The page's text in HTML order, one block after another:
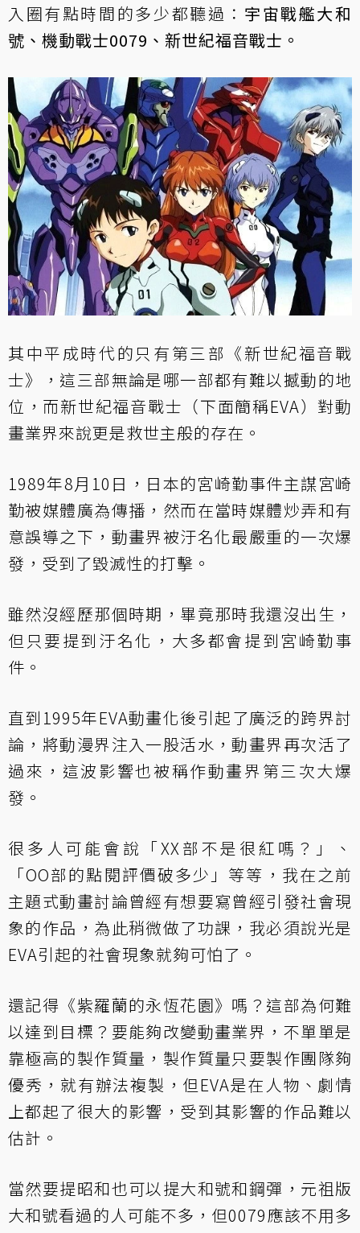
入圈有點時間的多少都聽過： 宇宙戰艦大和
號、機動戰士0079、新世紀福音戰士。
其中平成時代的只有第三部《新世紀福音戰
士》，這三部無論是哪一部都有難以撼動的地
位，而新世紀福音戰士（下面簡稱EVA）對動
畫業界來說更是救世主般的存在。
1989年8月10日，日本的宮崎勤事件主謀宮崎
勤被媒體廣為傳播，然而在當時媒體炒弄和有
意誤導之下，動畫界被汙名化最嚴重的一次爆
發，受到了毀滅性的打擊。
雖然沒經歷那個時期，畢竟那時我還沒出生，
但只要提到汙名化，大多都會提到宮崎勤事
件。
直到1995年EVA動畫化後引起了廣泛的跨界討
論，將動漫界注入一股活水，動畫界再次活了
過來，這波影響也被稱作動畫界第三次大爆
發。
很多人可能會說「XX部不是很紅嗎？」、
「OO部的點閱評價破多少」等等，我在之前
主題式動畫討論曾經有想要寫曾經引發社會現
象的作品，為此稍微做了功課，我必須說光是
EVA引起的社會現象就夠可怕了。
還記得《紫羅蘭的永恆花園》嗎？這部為何難
以達到目標？要能夠改變動畫業界，不單單是
靠極高的製作質量，製作質量只要製作團隊夠
優秀，就有辦法複製，但EVA是在人物、劇情
上都起了很大的影響，受到其影響的作品難以
估計。
當然要提昭和也可以提大和號和鋼彈，元祖版
大和號看過的人可能不多，但0079應該不用多